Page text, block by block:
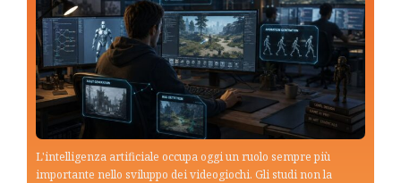
L'intelligenza artificiale occupa oggi un ruolo sempre più
importante nello sviluppo dei videogiochi. Gli studi non la